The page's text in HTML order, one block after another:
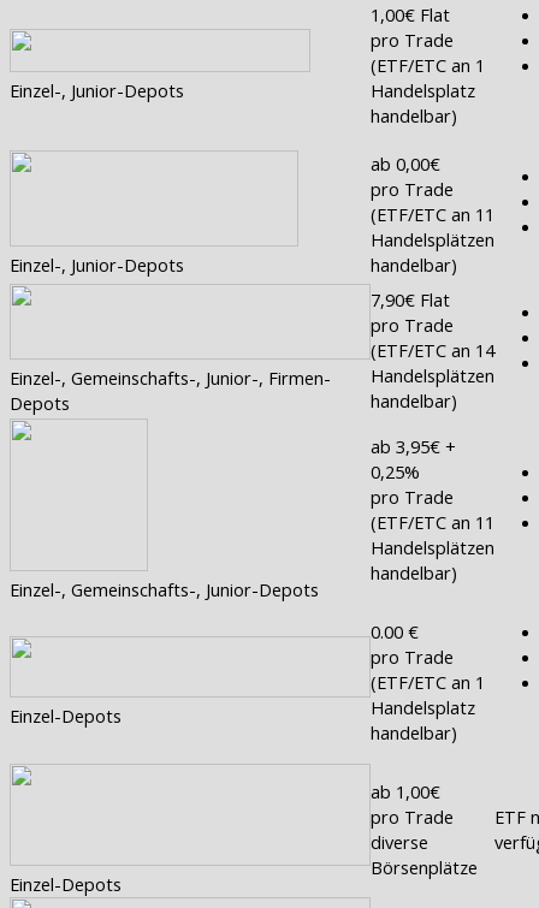
Einzel-, Junior-Depots
1,00€ Flat
pro Trade
(ETF/ETC an 1
Handelsplatz
handelbar)
Einzel-, Junior-Depots
ab 0,00€
pro Trade
(ETF/ETC an 11
Handelsplätzen
handelbar)
Einzel-, Gemeinschafts-, Junior-, Firmen-
Depots
7,90€ Flat
pro Trade
(ETF/ETC an 14
Handelsplätzen
handelbar)
Einzel-, Gemeinschafts-, Junior-Depots
ab 3,95€ +
0,25%
pro Trade
(ETF/ETC an 11
Handelsplätzen
handelbar)
Einzel-Depots
0.00 €
pro Trade
(ETF/ETC an 1
Handelsplatz
handelbar)
Einzel-Depots
ab 1,00€
pro Trade
diverse
Börsenplätze
ETF